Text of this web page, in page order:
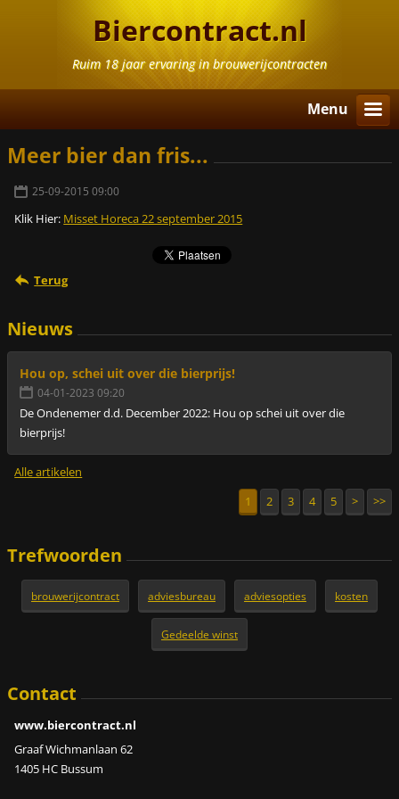
Biercontract.nl
Ruim 18 jaar ervaring in brouwerijcontracten
Menu
Meer bier dan fris...
25-09-2015 09:00
Klik Hier: Misset Horeca 22 september 2015
Terug
Nieuws
Hou op, schei uit over die bierprijs!
04-01-2023 09:20
De Ondenemer d.d. December 2022: Hou op schei uit over die
bierprijs!
Alle artikelen
1
2 3 4 5 > >>
Trefwoorden
brouwerijcontract adviesbureau adviesopties kosten
Gedeelde winst
Contact
www.biercontract.nl
Graaf Wichmanlaan 62
1405 HC Bussum